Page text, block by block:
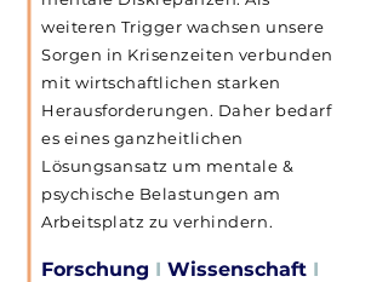
weiteren Trigger wachsen unsere
Sorgen in Krisenzeiten verbunden
mit wirtschaftlichen starken
Herausforderungen. Daher bedarf
es eines ganzheitlichen
Lösungsansatz um mentale &
psychische Belastungen am
Arbeitsplatz zu verhindern.
Forschung I Wissenschaft I